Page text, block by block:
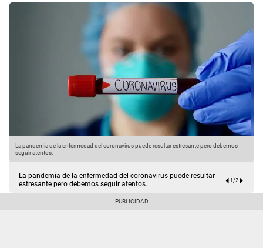
La pandemia de la enfermedad del coronavirus puede resultar estresante pero debemos
seguir atentos.
La pandemia de la enfermedad del coronavirus puede resultar
estresante pero debemos seguir atentos.
1/2